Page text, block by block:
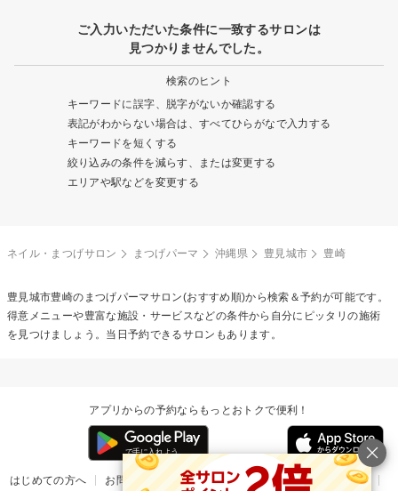
ご入力いただいた条件に一致するサロンは
見つかりませんでした。
検索のヒント
キーワードに誤字、脱字がないか確認する
表記がわからない場合は、すべてひらがなで入力する
キーワードを短くする
絞り込みの条件を減らす、または変更する
エリアや駅などを変更する
ネイル・まつげサロン まつげパーマ 沖縄県 豊見城市 豊崎
豊見城市豊崎の まつげパーマサロン(おすすめ順)から検索＆予約が可能です。
得意メニューや豊富な施設・サービスなどの条件から自分にピッタリの施術
を見つけましょう。当日予約できるサロンもあります。
アプリからの予約ならもっとおトクで便利！
はじめての方へ お問い合わせ ヘルプ リリース情報 利用規約